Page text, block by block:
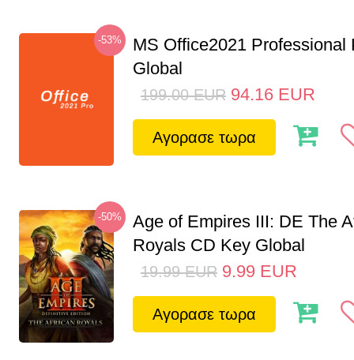
-53%
MS Office2021 Professional
Global
199.00 EUR 94.16 EUR
Αγορασε τωρα
-50%
Age of Empires III: DE The
Royals CD Key Global
19.99 EUR 9.99 EUR
Αγορασε τωρα